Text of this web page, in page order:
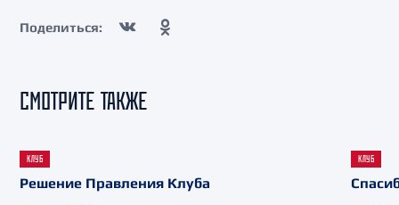
Поделиться:
СМОТРИТЕ ТАКЖЕ
КЛУБ
Решение Правления Клуба
КЛУБ